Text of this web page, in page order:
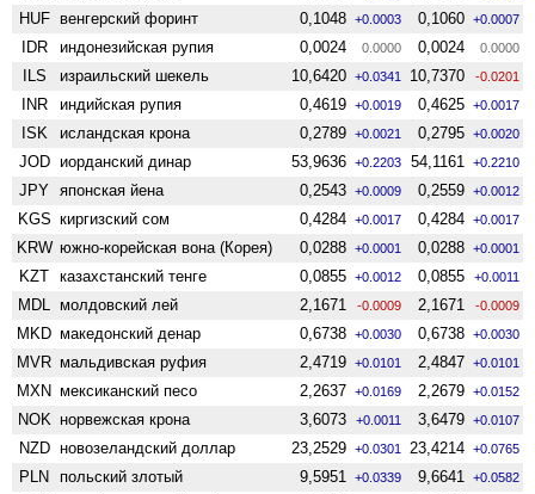
HUF венгерский форинт 0,1048 +0.0003 0,1060 +0.0007
IDR индонезийская рупия 0,0024 0.0000 0,0024 0.0000
ILS израильский шекель 10,6420 +0.0341 10,7370 -0.0201
INR индийская рупия 0,4619 +0.0019 0,4625 +0.0017
ISK исландская крона 0,2789 +0.0021 0,2795 +0.0020
JOD иорданский динар 53,9636 +0.2203 54,1161 +0.2210
JPY японская йена 0,2543 +0.0009 0,2559 +0.0012
KGS киргизский сом 0,4284 +0.0017 0,4284 +0.0017
KRW южно-корейская вона (Корея) 0,0288 +0.0001 0,0288 +0.0001
KZT казахстанский тенге 0,0855 +0.0012 0,0855 +0.0011
MDL молдовский лей 2,1671 -0.0009 2,1671 -0.0009
MKD македонский денар 0,6738 +0.0030 0,6738 +0.0030
MVR мальдивская руфия 2,4719 +0.0101 2,4847 +0.0101
MXN мексиканский песо 2,2637 +0.0169 2,2679 +0.0152
NOK норвежская крона 3,6073 +0.0011 3,6479 +0.0107
NZD ново­зеландский доллар 23,2529 +0.0301 23,4214 +0.0765
PLN польский злотый 9,5951 +0.0339 9,6641 +0.0582